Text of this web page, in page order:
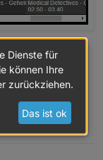
, MyTime,, pi-hole2
rssfeed
0
Dienste für
können Ihre
zurückziehen.
Das ist ok